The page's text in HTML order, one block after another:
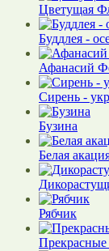
Цветущая
Буддлея -
Афанасий
Сирень -
Бузина
Белая
Рябчик